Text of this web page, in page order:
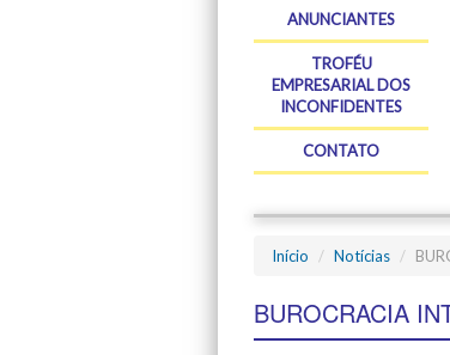
ANUNCIANTES
TROFÉU
EMPRESARIAL DOS
INCONFIDENTES
CONTATO
Início Notícias
BUROCRACIA